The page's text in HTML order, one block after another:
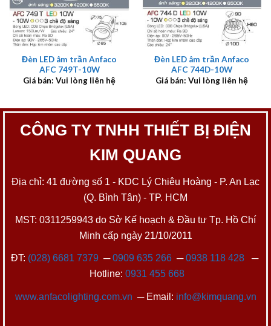
Đèn LED âm trần Anfaco
AFC 749T-10W
Giá bán: Vui lòng liên hệ
Đèn LED âm trần Anfaco
AFC 744D-10W
Giá bán: Vui lòng liên hệ
CÔNG TY TNHH THIẾT BỊ ĐIỆN
KIM QUANG
Địa chỉ: 41 đường số 1 - KDC Lý Chiêu Hoàng - P. An Lạc
(Q. Bình Tân) - TP. HCM
MST: 0311259943 do Sở Kế hoạch & Đầu tư Tp. Hồ Chí
Minh cấp ngày 21/10/2011
ĐT: (028) 6681 7379 ─0909 635 266─0938 118 428─
Hotline: 0931 455 668
www.anfacolighting.com.vn ─ Email: info@kimquang.vn